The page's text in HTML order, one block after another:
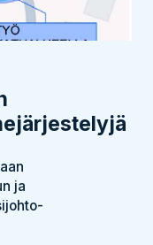
ja